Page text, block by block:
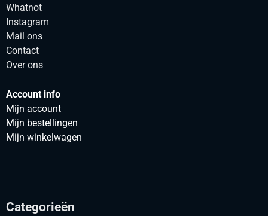
Whatnot
Instagram
Mail ons
Contact
Over ons
Account info
Mijn account
Mijn bestellingen
Mijn winkelwagen
Categorieën